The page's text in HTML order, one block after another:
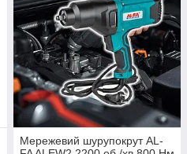
Мережевий шурупокрут AL-